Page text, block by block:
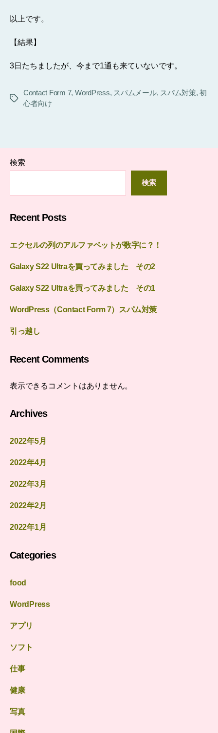
以上です。
【結果】
3日たちましたが、今まで1通も来ていないです。
タ
Contact Form 7, WordPress, スパムメール, スパム対策,初
心者向け
検索
検索
Recent Posts
エクセルの列のアルファベットが数字に？！
Galaxy S22 Ultraを買ってみました その2
Galaxy S22 Ultraを買ってみました その1
WordPress（Contact Form 7）スパム対策
引っ越し
Recent Comments
表示できるコメントはありません。
Archives
2022年5月
2022年4月
2022年3月
2022年2月
2022年1月
Categories
food
WordPress
アプリ
ソフト
仕事
健康
写真